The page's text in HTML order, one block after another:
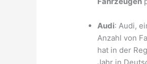
Audi: Audi,
Anzahl von
hat in der